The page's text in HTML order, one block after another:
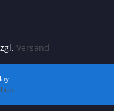
Versand